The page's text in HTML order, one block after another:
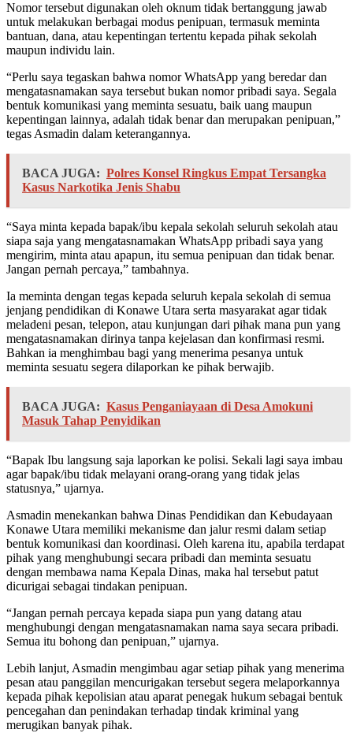
Nomor tersebut digunakan oleh oknum tidak bertanggung jawab
untuk melakukan berbagai modus penipuan, termasuk meminta
bantuan, dana, atau kepentingan tertentu kepada pihak sekolah
maupun individu lain.
“Perlu saya tegaskan bahwa nomor WhatsApp yang beredar dan
mengatasnamakan saya tersebut bukan nomor pribadi saya. Segala
bentuk komunikasi yang meminta sesuatu, baik uang maupun
kepentingan lainnya, adalah tidak benar dan merupakan penipuan,”
tegas Asmadin dalam keterangannya.
BACA JUGA: Polres Konsel Ringkus Empat Tersangka
Kasus Narkotika Jenis Shabu
“Saya minta kepada bapak/ibu kepala sekolah seluruh sekolah atau
siapa saja yang mengatasnamakan WhatsApp pribadi saya yang
mengirim, minta atau apapun, itu semua penipuan dan tidak benar.
Jangan pernah percaya,” tambahnya.
Ia meminta dengan tegas kepada seluruh kepala sekolah di semua
jenjang pendidikan di Konawe Utara serta masyarakat agar tidak
meladeni pesan, telepon, atau kunjungan dari pihak mana pun yang
mengatasnamakan dirinya tanpa kejelasan dan konfirmasi resmi.
Bahkan ia menghimbau bagi yang menerima pesanya untuk
meminta sesuatu segera dilaporkan ke pihak berwajib.
BACA JUGA: Kasus Penganiayaan di Desa Amokuni
Masuk Tahap Penyidikan
“Bapak Ibu langsung saja laporkan ke polisi. Sekali lagi saya imbau
agar bapak/ibu tidak melayani orang-orang yang tidak jelas
statusnya,” ujarnya.
Asmadin menekankan bahwa Dinas Pendidikan dan Kebudayaan
Konawe Utara memiliki mekanisme dan jalur resmi dalam setiap
bentuk komunikasi dan koordinasi. Oleh karena itu, apabila terdapat
pihak yang menghubungi secara pribadi dan meminta sesuatu
dengan membawa nama Kepala Dinas, maka hal tersebut patut
dicurigai sebagai tindakan penipuan.
“Jangan pernah percaya kepada siapa pun yang datang atau
menghubungi dengan mengatasnamakan nama saya secara pribadi.
Semua itu bohong dan penipuan,” ujarnya.
Lebih lanjut, Asmadin mengimbau agar setiap pihak yang menerima
pesan atau panggilan mencurigakan tersebut segera melaporkannya
kepada pihak kepolisian atau aparat penegak hukum sebagai bentuk
pencegahan dan penindakan terhadap tindak kriminal yang
merugikan banyak pihak.